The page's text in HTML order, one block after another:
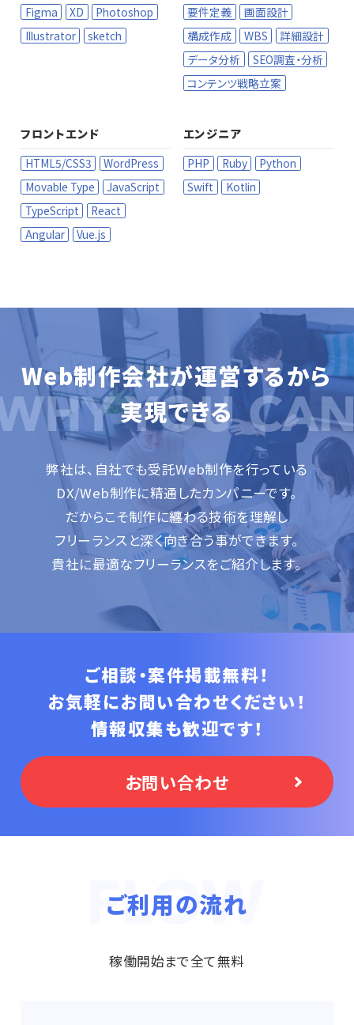
Figma XD
Photoshop
Illustrator
sketch
要件定義
画面設計
構成作成
WBS
詳細設計
データ分析
SEO調査・分析
コンテンツ戦略立案
フロントエンド
HTML5/CSS3
WordPress
Movable Type
JavaScript
TypeScript
React
Angular
Vue.js
エンジニア
PHP Ruby
Python
Swift
Kotlin
Web制作会社が運営するから
実現できる
弊社は、自社でも受託Web制作を行っている
DX/Web制作に精通したカンパニーです。
だからこそ制作に纏わる技術を理解し
フリーランスと深く向き合う事ができます。
貴社に最適なフリーランスをご紹介します。
ご相談・案件掲載無料！
お気軽にお問い合わせください！
情報収集も歓迎です！
お問い合わせ
ご利用の流れ
稼働開始まで全て無料